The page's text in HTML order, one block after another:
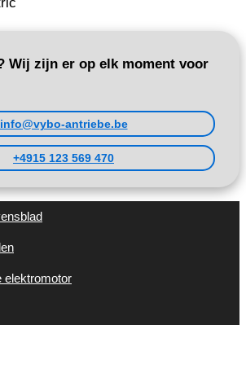
Wij zijn er op elk moment voor
info@vybo-antriebe.be
+4915 123 569 470
elektromotor